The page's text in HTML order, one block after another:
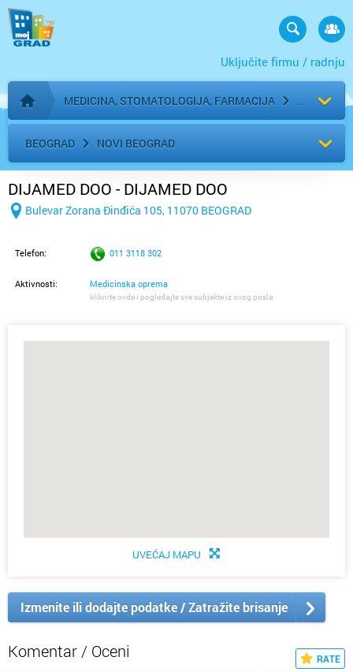
Uključite firmu / radnju
Početna stranica
MEDICINA, STOMATOLOGIJA, FARMACIJA
BEOGRAD NOVI BEOGRAD
DIJAMED DOO - DIJAMED DOO
Bulevar Zorana Đinđića 105, 11070 BEOGRAD
Telefon: 011 3118 302
Aktivnosti: Medicinska oprema
kliknite ovde i pogledajte sve subjekte iz ovog posla
UVEĆAJ MAPU
Izmenite ili dodajte podatke / Zatražite brisanje
Komentar / Oceni RATE